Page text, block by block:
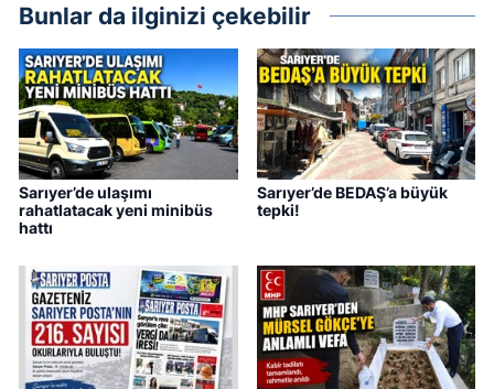
Bunlar da ilginizi çekebilir
Sarıyer’de ulaşımı
rahatlatacak yeni minibüs
hattı
Sarıyer’de BEDAŞ’a büyük
tepki!